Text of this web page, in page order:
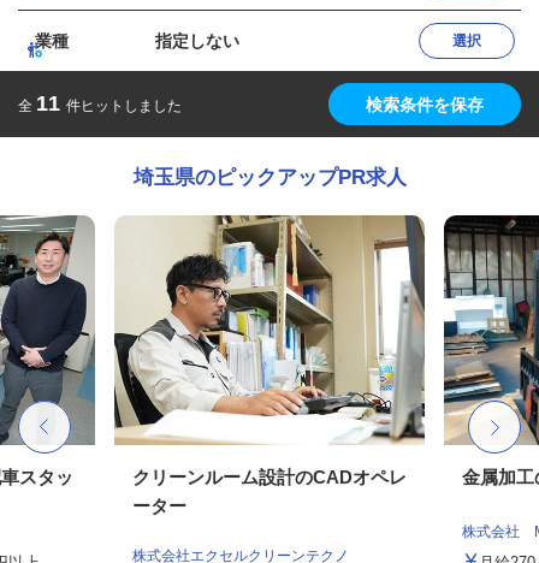
業種 指定しない 選択
全 11 件ヒットしました 検索条件を保存
埼玉県のピックアップPR求人
スタッ
クリーンルーム設計のCADオペレ
ーター
株式会社エクセルクリーンテクノ
金属加工
株式会社